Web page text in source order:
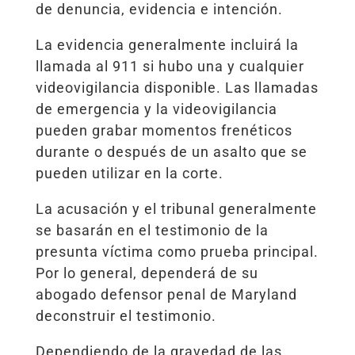
de denuncia, evidencia e intención.
La evidencia generalmente incluirá la
llamada al 911 si hubo una y cualquier
videovigilancia disponible. Las llamadas
de emergencia y la videovigilancia
pueden grabar momentos frenéticos
durante o después de un asalto que se
pueden utilizar en la corte.
La acusación y el tribunal generalmente
se basarán en el testimonio de la
presunta víctima como prueba principal.
Por lo general, dependerá de su
abogado defensor penal de Maryland
deconstruir el testimonio.
Dependiendo de la gravedad de las